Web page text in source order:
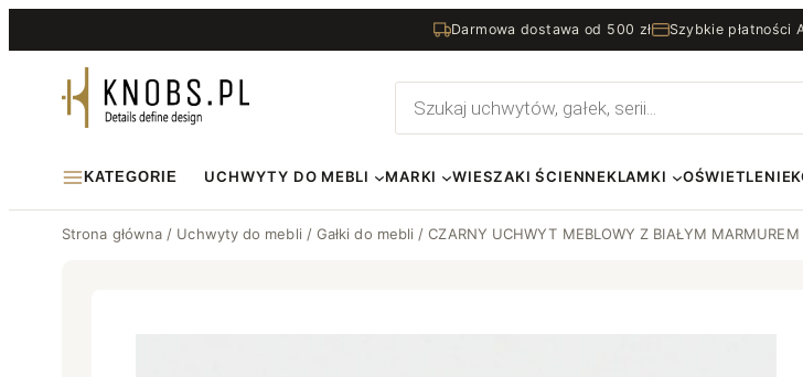
do
Darmowa dostawa od 500 zł Szybkie płatności
Wyszukiwarka
produktów
KATEGORIE UCHWYTY DO MEBLI MARKI WIESZAKI ŚCIENNEKLAMKI OŚWIETLENIE
Strona główna / Uchwyty do mebli / Gałki do mebli / CZARNY UCHWYT MEBLOWY Z BIAŁYM MARMUREM